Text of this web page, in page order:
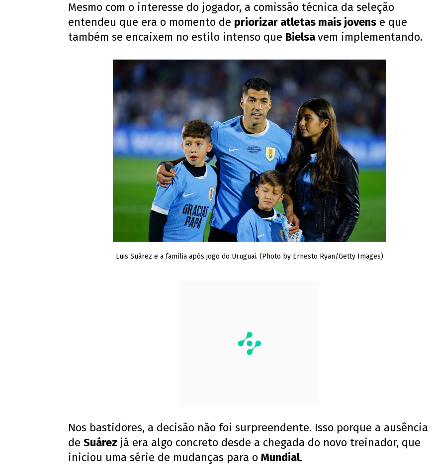
Mesmo com o interesse do jogador, a comissão técnica da seleção
entendeu que era o momento de priorizar atletas mais jovens e que
também se encaixem no estilo intenso que Bielsavem implementando.
Luis Suárez e a família após jogo do Uruguai. (Photo by Ernesto Ryan/Getty Images)
Nos bastidores, a decisão não foi surpreendente. Isso porque a ausência
de Suárez já era algo concreto desde a chegada do novo treinador, que
iniciou uma série de mudanças para o Mundial.